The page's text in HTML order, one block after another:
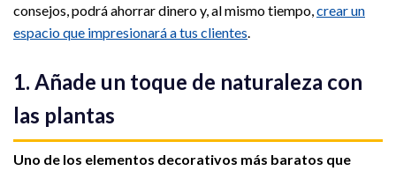
consejos, podrá ahorrar dinero y, al mismo tiempo,crear un
espacio que impresionará a tus clientes.
1. Añade un toque de naturaleza con
las plantas
Uno de los elementos decorativos más baratos que